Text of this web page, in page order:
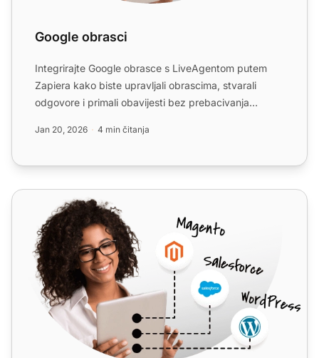
Google obrasci
Integrirajte Google obrasce s LiveAgentom putem
Zapiera kako biste upravljali obrascima, stvarali
odgovore i primali obavijesti bez prebacivanja
Jan 20, 2026 4 min čitanja
Google Sheets